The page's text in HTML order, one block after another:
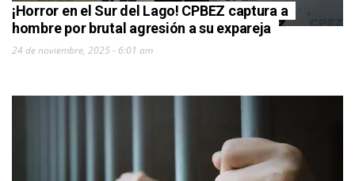
¡Horror en el Sur del Lago! CPBEZ captura a
hombre por brutal agresión a su expareja
24 de noviembre, 2025 - 6:01 am